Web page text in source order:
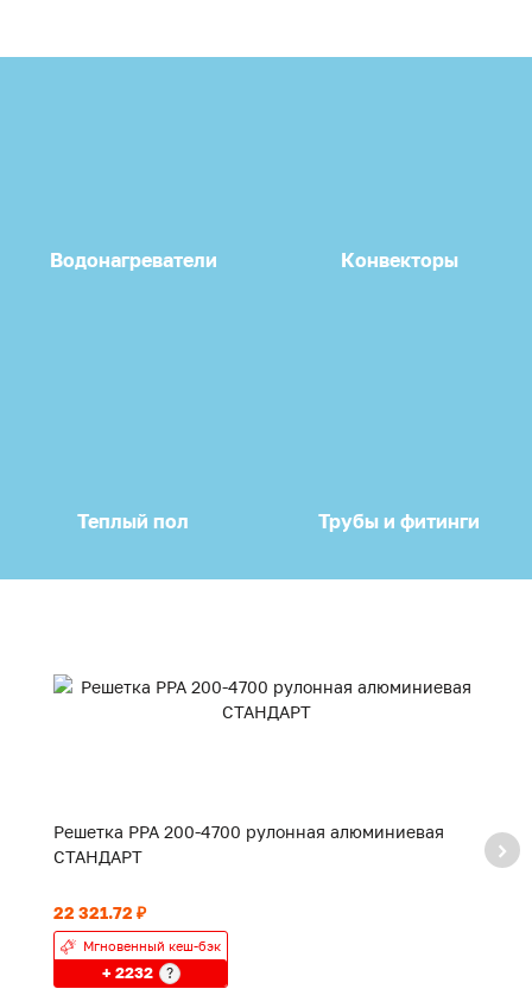
Водонагреватели Конвекторы
Теплый пол Трубы и фитинги
Решетка PPA 200-4700 рулонная алюминиевая
СТАНДАРТ
22 321.72 ₽
Мгновенный кеш-бэк
+ 2232 ?